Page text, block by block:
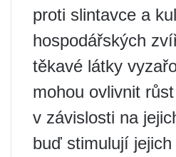
proti slintavce a
hospodářských
těkavé látky
mohou ovlivnit
v závislosti na
buď stimulují